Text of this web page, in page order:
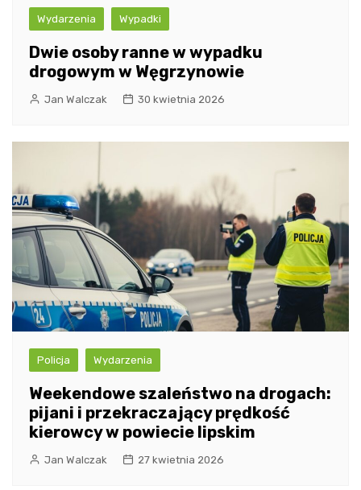
Wydarzenia Wypadki
Dwie osoby ranne w wypadku
drogowym w Węgrzynowie
Jan Walczak 30 kwietnia 2026
Policja Wydarzenia
Weekendowe szaleństwo na drogach:
pijani i przekraczający prędkość
kierowcy w powiecie lipskim
Jan Walczak 27 kwietnia 2026